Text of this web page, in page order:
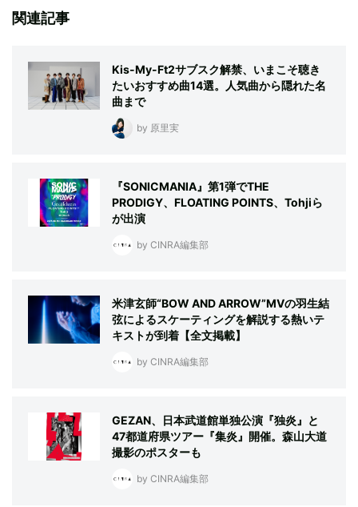
関連記事
Kis-My-Ft2サブスク解禁、いまこそ聴き
たいおすすめ曲14選。人気曲から隠れた名
曲まで
by 原里実
『SONICMANIA』第1弾でTHE
PRODIGY、FLOATING POINTS、Tohjiら
が出演
by CINRA編集部
米津玄師“BOW AND ARROW”MVの羽生結
弦によるスケーティングを解説する熱いテ
キストが到着【全文掲載】
by CINRA編集部
GEZAN、日本武道館単独公演『独炎』と
47都道府県ツアー『集炎』開催。森山大道
撮影のポスターも
by CINRA編集部